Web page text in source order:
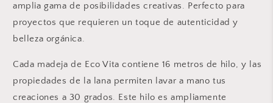
amplia gama de posibilidades creativas. Perfecto para
proyectos que requieren un toque de autenticidad y
belleza orgánica.
Cada madeja de Eco Vita contiene 16 metros de hilo, y las
propiedades de la lana permiten lavar a mano tus
creaciones a 30 grados. Este hilo es ampliamente